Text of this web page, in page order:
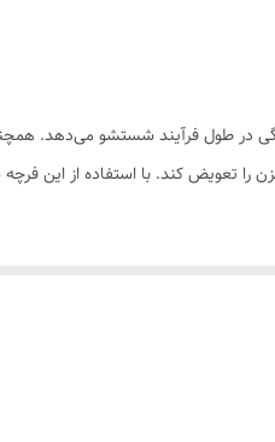
در طول فرآیند شستشو می‌دهد.
را تعویض کند. با استفاده از این